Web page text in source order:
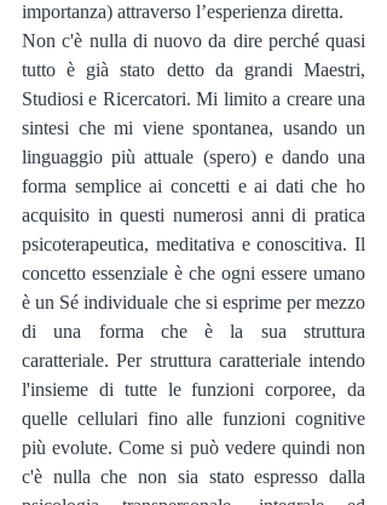
importanza) attraverso l’esperienza diretta.
Non c'è nulla di nuovo da dire perché quasi
tutto è già stato detto da grandi Maestri,
Studiosi e Ricercatori. Mi limito a creare una
sintesi che mi viene spontanea, usando un
linguaggio più attuale (spero) e dando una
forma semplice ai concetti e ai dati che ho
acquisito in questi numerosi anni di pratica
psicoterapeutica, meditativa e conoscitiva. Il
concetto essenziale è che ogni essere umano
è un Sé individuale che si esprime per mezzo
di una forma che è la sua struttura
caratteriale. Per struttura caratteriale intendo
l'insieme di tutte le funzioni corporee, da
quelle cellulari fino alle funzioni cognitive
più evolute. Come si può vedere quindi non
c'è nulla che non sia stato espresso dalla